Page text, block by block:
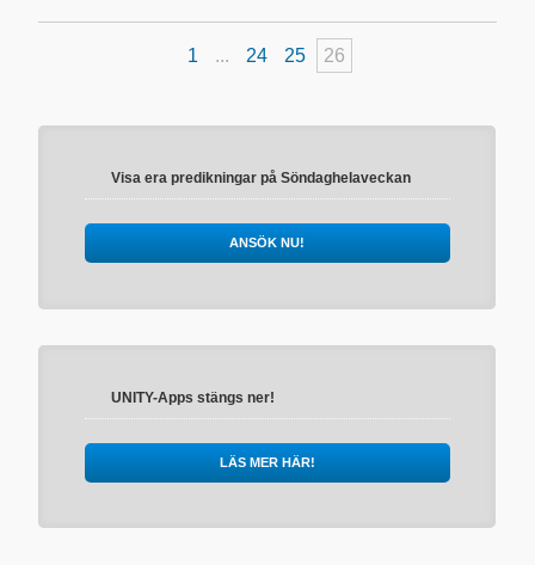
1 ... 24 25 26
Visa era predikningar på Söndaghelaveckan
ANSÖK NU!
UNITY-Apps stängs ner!
LÄS MER HÄR!